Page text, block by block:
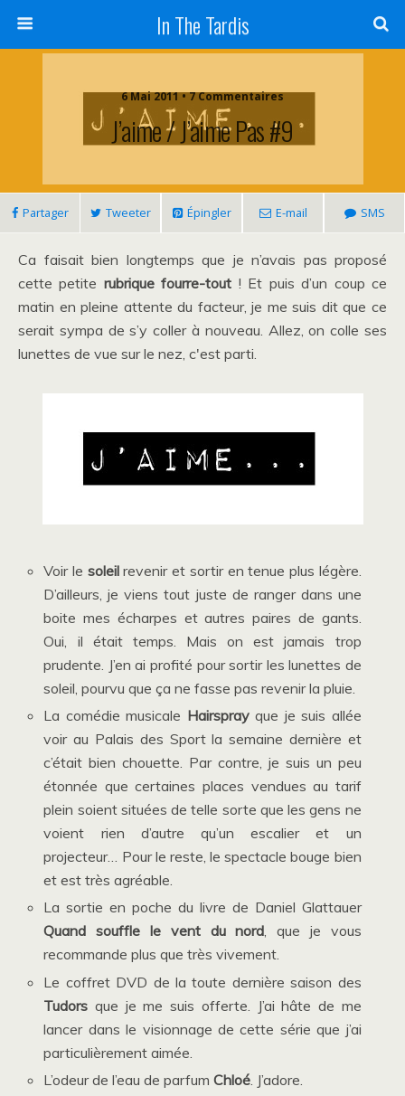
In The Tardis
6 Mai 2011 • 7 Commentaires
J’aime / J’aime Pas #9
Partager Tweeter Épingler E-mail SMS
Ca faisait bien longtemps que je n’avais pas proposé
cette petite rubrique fourre-tout ! Et puis d’un coup ce
matin en pleine attente du facteur, je me suis dit que ce
serait sympa de s’y coller à nouveau. Allez, on colle ses
lunettes de vue sur le nez, c'est parti.
Voir le soleilrevenir et sortir en tenue plus légère.
D’ailleurs, je viens tout juste de ranger dans une
boite mes écharpes et autres paires de gants.
Oui, il était temps. Mais on est jamais trop
prudente. J’en ai profité pour sortir les lunettes de
soleil, pourvu que ça ne fasse pas revenir la pluie.
La comédie musicale Hairsprayque je suis allée
voir au Palais des Sport la semaine dernière et
c’était bien chouette. Par contre, je suis un peu
étonnée que certaines places vendues au tarif
plein soient situées de telle sorte que les gens ne
voient rien d’autre qu’un escalier et un
projecteur… Pour le reste, le spectacle bouge bien
et est très agréable.
La sortie en poche du livre de Daniel Glattauer
Quand souffle le vent du nord, que je vous
recommande plus que très vivement.
Le coffret DVD de la toute dernière saison des
Tudors que je me suis offerte. J’ai hâte de me
lancer dans le visionnage de cette série que j’ai
particulièrement aimée.
L’odeur de l’eau de parfumChloé . J’adore.